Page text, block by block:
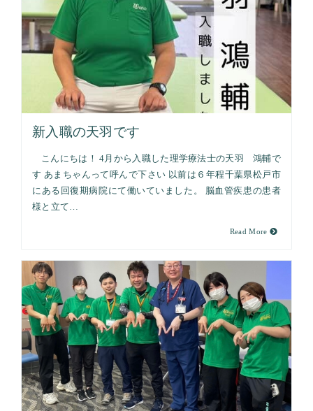
新入職の天羽です
こんにちは！ 4月から入職した理学療法士の天羽 鴻輔で
す あまちゃんって呼んで下さい 以前は６年程千葉県松戸市
にある回復期病院にて働いていました。 脳血管疾患の患者
様と立て…
Read More